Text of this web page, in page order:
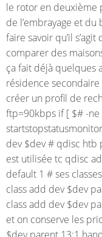
le rotor en deuxième
de l’embrayage et du
faire savoir qu’il
comparer des
ça fait déjà quelques
résidence secondaire
créer un profil de
ftp=90kbps if [ $# -ne
dev $dev # qdisc htb
est utilisée tc qdisc
default 1 # ses
class add dev $dev
class add dev $dev
et on conserve les